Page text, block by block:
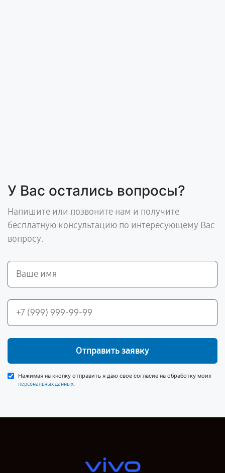
У Вас остались вопросы?
Напишите или позвоните нам и получите
бесплатную консультацию по интересующему Вас
вопросу.
Отправить заявку
Нажимая на кнопку отправить я даю свое согласие на обработку моих
персональных данных.